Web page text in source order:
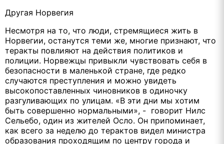
Другая Норвегия
Несмотря на то, что люди, стремящиеся жить в
Норвегии, останутся теми же, многие признают, что
теракты повлияют на действия политиков и
полиции. Норвежцы привыкли чувствовать себя в
безопасности в маленькой стране, где редко
случаются преступления и можно увидеть
высокопоставленных чиновников в одиночку
разгуливающих по улицам. «В эти дни мы хотим
быть совершенно нормальными», - говорит Нилс
Сельебо, один из жителей Осло. Он припоминает,
как всего за неделю до терактов видел министра
образования проходящим по центру города и